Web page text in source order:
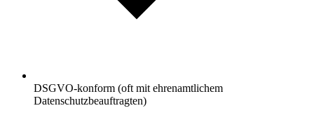
DSGVO-konform (oft mit ehrenamtlichem
Datenschutzbeauftragten)